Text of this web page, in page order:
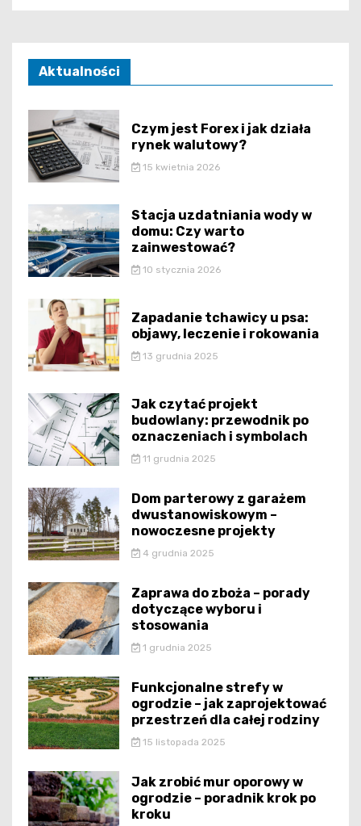
Aktualności
Czym jest Forex i jak działa
rynek walutowy?
15 kwietnia 2026
Stacja uzdatniania wody w
domu: Czy warto
zainwestować?
10 stycznia 2026
Zapadanie tchawicy u psa:
objawy, leczenie i rokowania
13 grudnia 2025
Jak czytać projekt
budowlany: przewodnik po
oznaczeniach i symbolach
11 grudnia 2025
Dom parterowy z garażem
dwustanowiskowym –
nowoczesne projekty
4 grudnia 2025
Zaprawa do zboża – porady
dotyczące wyboru i
stosowania
1 grudnia 2025
Funkcjonalne strefy w
ogrodzie – jak zaprojektować
przestrzeń dla całej rodziny
15 listopada 2025
Jak zrobić mur oporowy w
ogrodzie – poradnik krok po
kroku